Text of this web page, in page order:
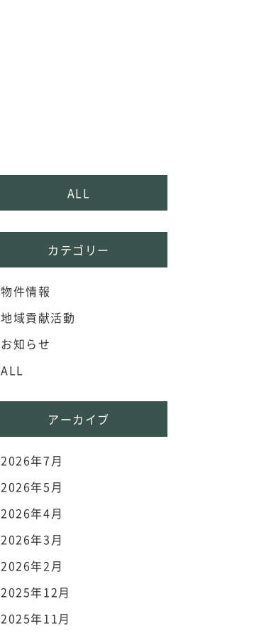
ALL
カテゴリー
物件情報
地域貢献活動
お知らせ
ALL
アーカイブ
2026年7月
2026年5月
2026年4月
2026年3月
2026年2月
2025年12月
2025年11月